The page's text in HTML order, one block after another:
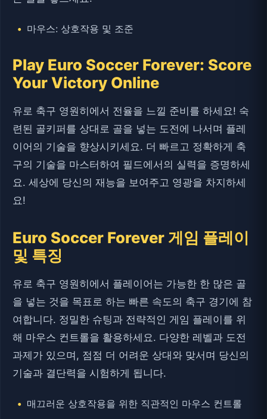
마우스: 상호작용 및 조준
Play Euro Soccer Forever: Score
Your Victory Online
유로 축구 영원히에서 전율을 느낄 준비를 하세요! 숙
련된 골키퍼를 상대로 골을 넣는 도전에 나서며 플레
이어의 기술을 향상시키세요. 더 빠르고 정확하게 축
구의 기술을 마스터하여 필드에서의 실력을 증명하세
요. 세상에 당신의 재능을 보여주고 영광을 차지하세
요!
Euro Soccer Forever 게임 플레이
및 특징
유로 축구 영원히에서 플레이어는 가능한 한 많은 골
을 넣는 것을 목표로 하는 빠른 속도의 축구 경기에 참
여합니다. 정밀한 슈팅과 전략적인 게임 플레이를 위
해 마우스 컨트롤을 활용하세요. 다양한 레벨과 도전
과제가 있으며, 점점 더 어려운 상대와 맞서며 당신의
기술과 결단력을 시험하게 됩니다.
매끄러운 상호작용을 위한 직관적인 마우스 컨트롤